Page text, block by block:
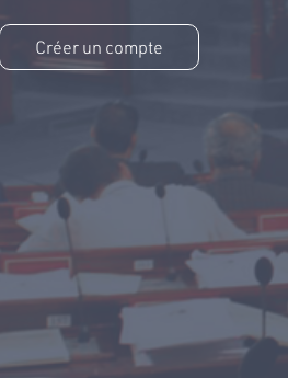
Créer un compte